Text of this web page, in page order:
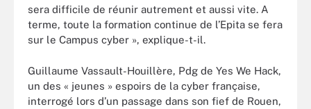
sera difficile de réunir autrement et aussi vite. A
terme, toute la formation continue de l’Epita se fera
sur le Campus cyber », explique-t-il.
Guillaume Vassault-Houillère, Pdg de Yes We Hack,
un des « jeunes » espoirs de la cyber française,
interrogé lors d’un passage dans son fief de Rouen,